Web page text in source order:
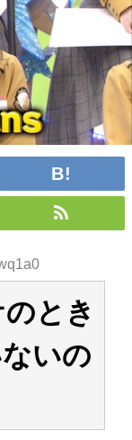
るみ生写真も！ 富田鈴
直前の賀喜遥香、やば
」北野日奈子が生配
ディア情報
なぎおはぎ』って こん
ろしいですか？
職人が切り抜いた名シ
ハメまくりだったｗｗ
とか大嘘。教育に金を
た」
とき
いの